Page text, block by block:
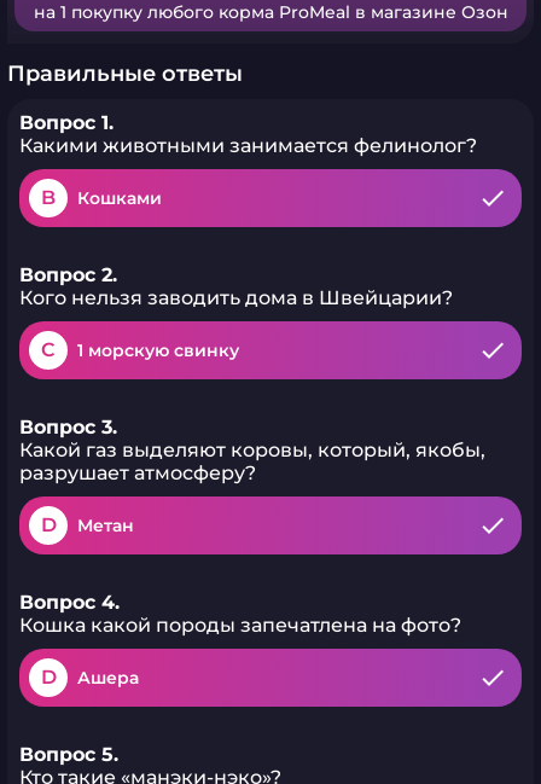
на 1 покупку любого корма ProMeal в магазине Озон
Правильные ответы
Вопрос 1.
Какими животными занимается фелинолог?
B Кошками
Вопрос 2.
Кого нельзя заводить дома в Швейцарии?
C 1 морскую свинку
Вопрос 3.
Какой газ выделяют коровы, который, якобы,
разрушает атмосферу?
D Метан
Вопрос 4.
Кошка какой породы запечатлена на фото?
D Ашера
Вопрос 5.
Кто такие «манэки-нэко»?